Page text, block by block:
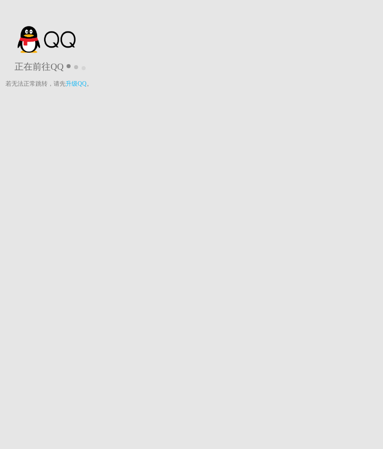
正在前往QQ
若无法正常跳转，请先升级QQ。